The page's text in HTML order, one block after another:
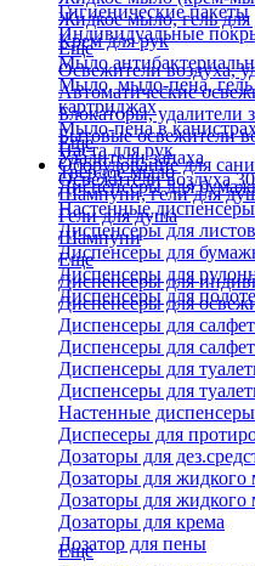
Гигиенические пакеты
Индивидуальные
Жидкое мыло, гель
Крем для рук
Мыло
Мыло, мыло-пена,
картриджах
Мыло-пена в
Паста для рук
Твердое мыло
Шампуни, гели для
Гели для душа
Шампуни
Еще
Освежители воздуха,
Автоматические
Блокаторы, удалители
Бытовые освежители
Удалители запаха
Освежители воздуха
Еще
Оборудование для
Диспенсеры для
Настенные
Диспенсеры для
Диспенсеры для
Диспенсеры для
Диспенсеры для
Еще
Диспенсеры для
Диспенсеры для
Диспенсеры для
Диспенсеры для
Диспенсеры для
Диспенсеры для
Настенные
Диспесеры для
Дозаторы для
Дозаторы для
Дозаторы для
Дозаторы для крема
Дозатор для пены
Еще